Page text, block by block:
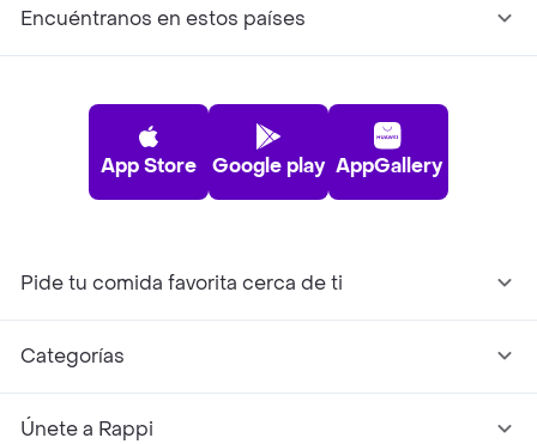
Encuéntranos en estos países
App Store Google play AppGallery
Pide tu comida favorita cerca de ti
Categorías
Únete a Rappi